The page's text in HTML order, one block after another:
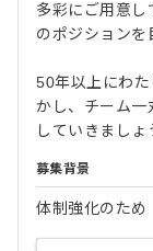
多彩にご用意し
のポジションを
50年以上にわ
かし、チーム一
していきましょ
募集背景
体制強化のため